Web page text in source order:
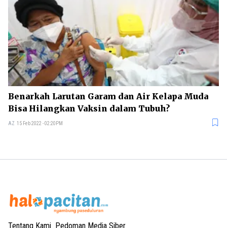
Benarkah Larutan Garam dan Air Kelapa Muda
Bisa Hilangkan Vaksin dalam Tubuh?
AZ 15 Feb 2022 - 02:20PM
Tentang Kami Pedoman Media Siber